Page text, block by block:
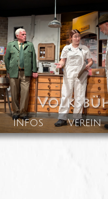
Infos Verein